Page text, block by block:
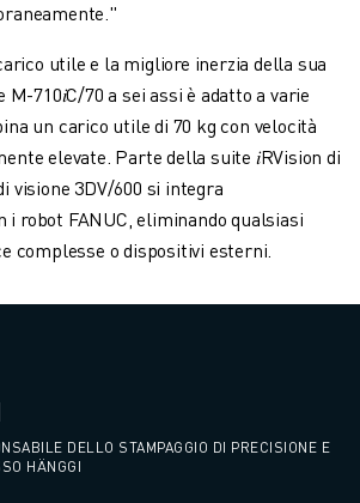
utile e la migliore inerzia della sua
710𝑖C/70 a sei assi è adatto a varie
un carico utile di 70 kg con velocità
elevate. Parte della suite 𝑖RVision di
visione 3DV/600 si integra
i robot FANUC, eliminando qualsiasi
complesse o dispositivi esterni.
DELLO STAMPAGGIO DI PRECISIONE E
HÄNGGI